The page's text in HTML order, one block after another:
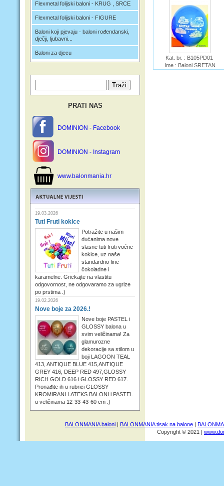
Flexmetal folijski baloni - KRUG , SRCE
Flexmetal folijski baloni - FIGURE
Baloni koji pjevaju - baloni rođendanski,
dječji, ljubavni...
Baloni za djecu
PRATI NAS
DOMINION - Facebook
DOMINION - Instagram
www.balonmania.hr
19.03.2026
Tuti Fruti kokice
Potražite u našim
dućanima nove
slasne tuti fruti voćne
kokice, uz naše
standardno fine
čokoladne i
karamelne. Grickajte na vlastitu
odgovornost, ne odgovaramo za ugrize
po prstima .)
19.02.2026
Nove boje za 2026.!
Nove boje PASTEL i
GLOSSY balona u
svim veličinama! Za
glamurozne
dekoracije sa stilom u
boji LAGOON TEAL
413, ANTIQUE BLUE 415,ANTIQUE
GREY 416, DEEP RED 497,GLOSSY
RICH GOLD 616 i GLOSSY RED 617.
Pronađite ih u rubrici GLOSSY
KROMIRANI LATEKS BALONI i PASTEL
u veličinama 12-33-43-60 cm :)
Kat. br. : B105PD01
Ime : Baloni SRETAN
BALONMANIA baloni | BALONMANIA tisak na balone |
Copyright © 2021 |